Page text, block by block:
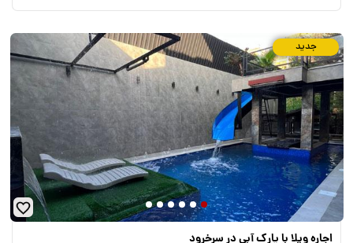
جدید
اجاره ويلا با پارك آبى در سرخرود